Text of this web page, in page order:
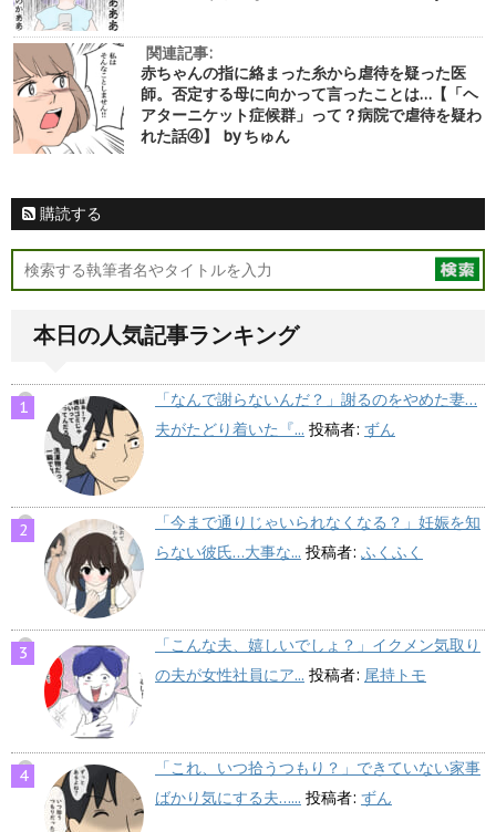
関連記事:
赤ちゃんの指に絡まった糸から虐待を疑った医
師。否定する母に向かって言ったことは…【「ヘ
アターニケット症候群」って？病院で虐待を疑わ
れた話④】 by ちゅん
購読する
本日の人気記事ランキング
「なんで謝らないんだ？」謝るのをやめた妻…
夫がたどり着いた『... 投稿者: ずん
「今まで通りじゃいられなくなる？」妊娠を知
らない彼氏…大事な... 投稿者: ふくふく
「こんな夫、嬉しいでしょ？」イクメン気取り
の夫が女性社員にア... 投稿者: 尾持トモ
「これ、いつ拾うつもり？」できていない家事
ばかり気にする夫…... 投稿者: ずん